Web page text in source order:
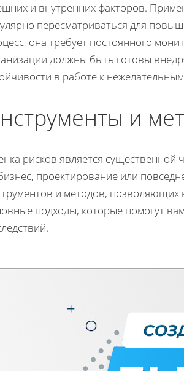
и внутренних факторов.
пересматриваться для
она требует постоянного
должны быть готовы
в работе к
и
рисков является существенной
проектирование или
и методов,
подходы, которые помогут